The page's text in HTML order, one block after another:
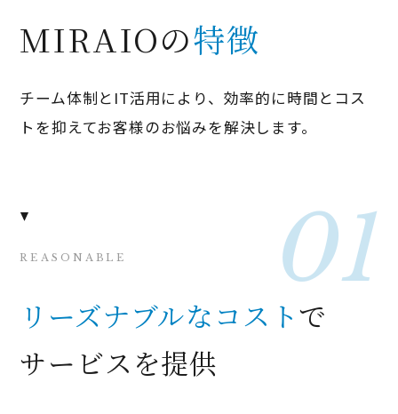
MIRAIOの特徴
チーム体制とIT活用により、効率的に時間とコス
トを抑えてお客様のお悩みを解決します。
REASONABLE
リーズナブルなコストで
サービスを提供